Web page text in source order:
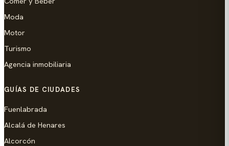
Moda
Motor
Turismo
Agencia inmobiliaria
GUÍAS DE CIUDADES
Fuenlabrada
Alcalá de Henares
Alcorcón